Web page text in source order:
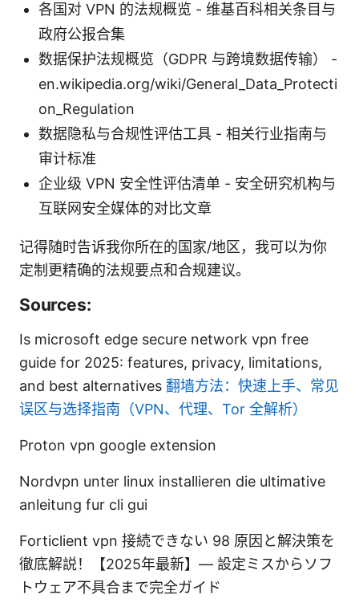
各国对 VPN 的法规概览 - 维基百科相关条目与
政府公报合集
数据保护法规概览（GDPR 与跨境数据传输） -
en.wikipedia.org/wiki/General_Data_Protecti
on_Regulation
数据隐私与合规性评估工具 - 相关行业指南与
审计标准
企业级 VPN 安全性评估清单 - 安全研究机构与
互联网安全媒体的对比文章
记得随时告诉我你所在的国家/地区，我可以为你
定制更精确的法规要点和合规建议。
Sources:
Is microsoft edge secure network vpn free
guide for 2025: features, privacy, limitations,
and best alternatives 翻墙方法：快速上手、常见
误区与选择指南（VPN、代理、Tor 全解析）
Proton vpn google extension
Nordvpn unter linux installieren die ultimative
anleitung fur cli gui
Forticlient vpn 接続できない 98 原因と解決策を
徹底解説！【2025年最新】— 設定ミスからソフ
トウェア不具合まで完全ガイド